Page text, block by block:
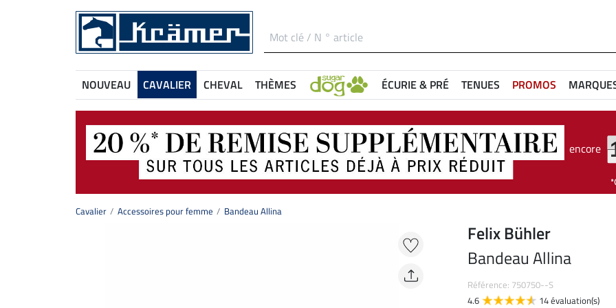
NOUVEAU CAVALIER CHEVAL THÈMES ÉCURIE & PRÉ TENUES PROMOS
encore
Cavalier Accessoires pour femme Bandeau Allina
Felix Bühler
Bandeau Allina
Référence: 750750--S
4.6
14 évaluation(s)